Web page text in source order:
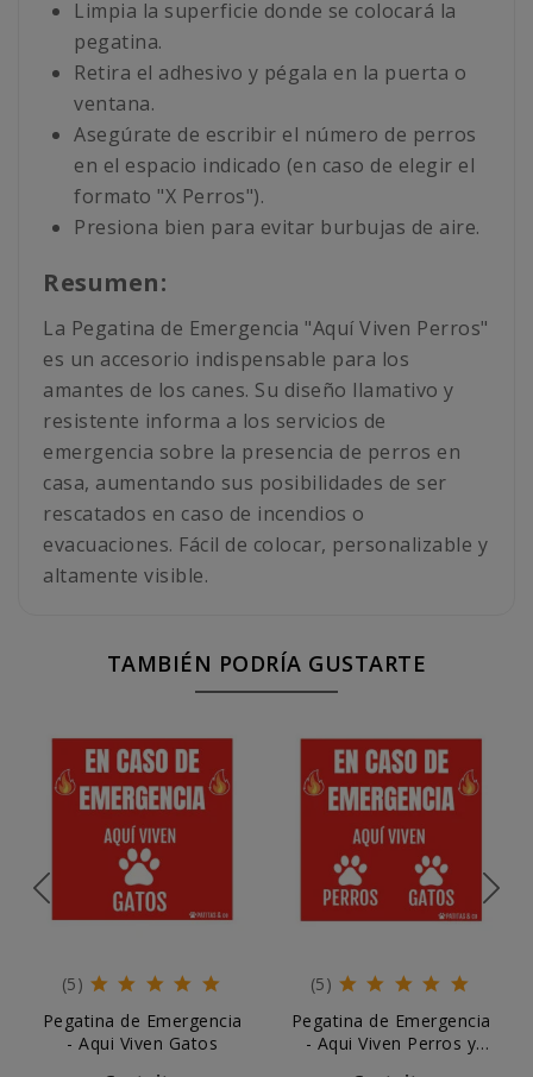
Limpia la superficie donde se colocará la
pegatina.
Retira el adhesivo y pégala en la puerta o
ventana.
Asegúrate de escribir el número de perros
en el espacio indicado (en caso de elegir el
formato "X Perros").
Presiona bien para evitar burbujas de aire.
Resumen:
La Pegatina de Emergencia "Aquí Viven Perros"
es un accesorio indispensable para los
amantes de los canes. Su diseño llamativo y
resistente informa a los servicios de
emergencia sobre la presencia de perros en
casa, aumentando sus posibilidades de ser
rescatados en caso de incendios o
evacuaciones. Fácil de colocar, personalizable y
altamente visible.
TAMBIÉN PODRÍA GUSTARTE
(5)
Pegatina de Emergencia
- Aqui Viven Gatos
(5)
Pegatina de Emergencia
- Aqui Viven Perros y